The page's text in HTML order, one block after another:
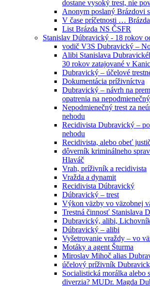
dostane vysoký trest, nie
Anonym poslaný Brázdovi
V čase príčetnosti …
List Brázda NS ČSFR
Stanislav Dúbravický - 18 rokov
vodič V3S Dubravický –
Alibi Stanislava
30 rokov zatajované v
Dubravický – účelové
Dokumentácia príživníctva
Dubravický – návrh na
opatrenia na
Nepodmienečný trest za
nehodu
Recidivista Dubravický –
nehodu
Recidivista, alebo obeť
dôverník kriminálneho
Hlaváč
Vrah, príživník a recidivista
Vražda a dynamit
Recidivista Dúbravický
Dúbravický – trest
Výkon väzby vo väzobnej
Trestná činnosť Stanislava
Dubravický, alibi,
Dúbravický – alibi
Vyšetrovanie vraždy – vo
Motáky a agent Šturma
Miroslav Mihoč alias
účelový príživník
Socialistická morálka alebo
diverzia? MUDr. Magda